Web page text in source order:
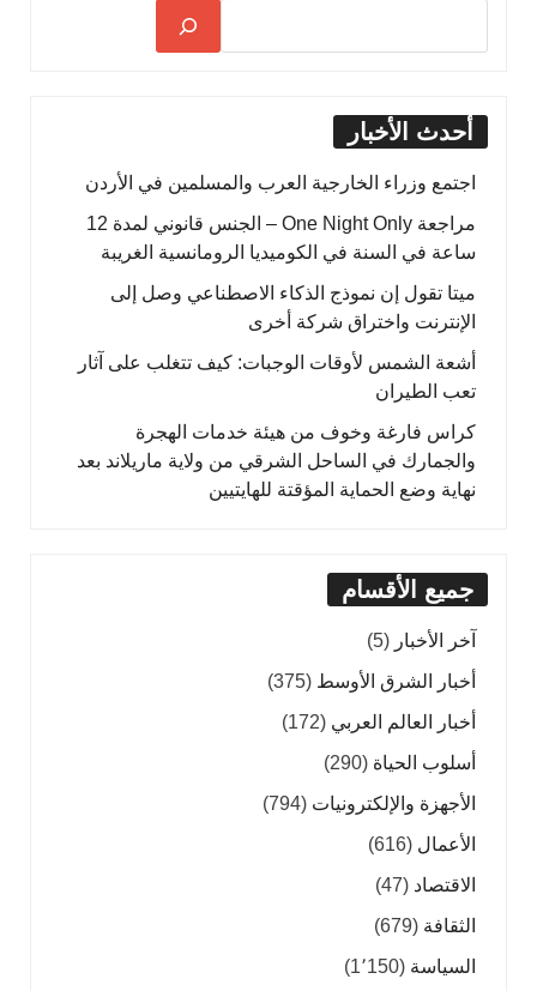
أحدث الأخبار
اجتمع وزراء الخارجية العرب والمسلمين في الأردن
مراجعة One Night Only – الجنس قانوني لمدة 12
ساعة في السنة في الكوميديا الرومانسية الغريبة
ميتا تقول إن نموذج الذكاء الاصطناعي وصل إلى
الإنترنت واختراق شركة أخرى
أشعة الشمس لأوقات الوجبات: كيف تتغلب على آثار
تعب الطيران
كراس فارغة وخوف من هيئة خدمات الهجرة
والجمارك في الساحل الشرقي من ولاية ماريلاند بعد
نهاية وضع الحماية المؤقتة للهايتيين
جميع الأقسام
آخر الأخبار (5)
أخبار الشرق الأوسط (375)
أخبار العالم العربي (172)
أسلوب الحياة (290)
الأجهزة والإلكترونيات (794)
الأعمال (616)
الاقتصاد (47)
الثقافة (679)
السياسة (1٬150)